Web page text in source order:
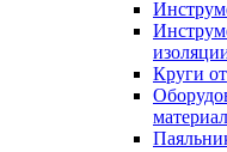
Круги